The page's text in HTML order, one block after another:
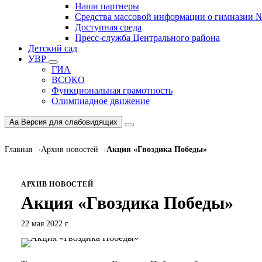
Наши партнеры
Средства массовой информации о гимназии
Доступная среда
Пресс-служба Центрального района
Детский сад
УВР
ГИА
ВСОКО
Функциональная грамотность
Олимпиадное движение
Aa Версия для слабовидящих
Главная Архив новостей Акция «Гвоздика Победы»
АРХИВ НОВОСТЕЙ
Акция «Гвоздика Победы»
22 мая 2022 г.